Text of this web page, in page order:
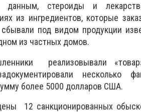
данным, стероиды и
из ингредиентов, которые
под видом продукции
из частных домов.
реализовывали
несколько
более 5000 долларов США.
12 санкционированных